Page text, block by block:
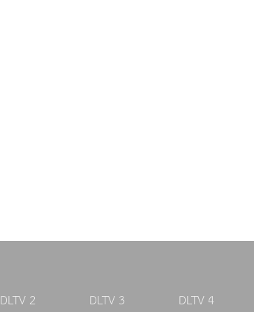
DLTV 2 DLTV 3
DLTV 4